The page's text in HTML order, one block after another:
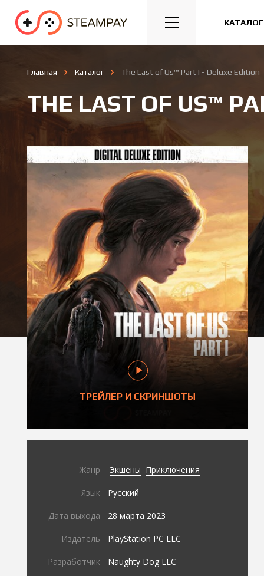
Спорт Гонки Казуальные
Главная Каталог The Last of Us™ Part I - Deluxe Edition
THE LAST OF US™
ТРЕЙЛЕР И СКРИНШОТЫ
Жанр Экшены Приключения
Язык Русский
Дата выхода 28 марта 2023
Издатель PlayStation PC LLC
Разработчик Naughty Dog LLC